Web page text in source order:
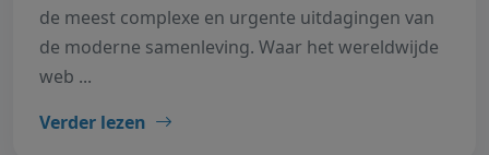
de meest complexe en urgente uitdagingen van
de moderne samenleving. Waar het wereldwijde
web ...
Verder lezen